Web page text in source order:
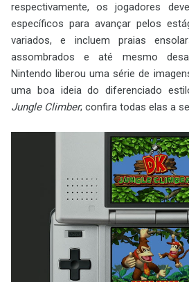
respectivamente, os jogadores
específicos para avançar pelos
variados, e incluem praias
assombrados e até mesmo
Nintendo liberou uma série de
uma boa ideia do diferenciado
Jungle Climber; confira todas elas a